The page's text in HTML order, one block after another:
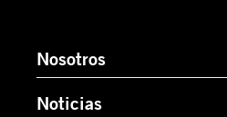
Nosotros
Noticias